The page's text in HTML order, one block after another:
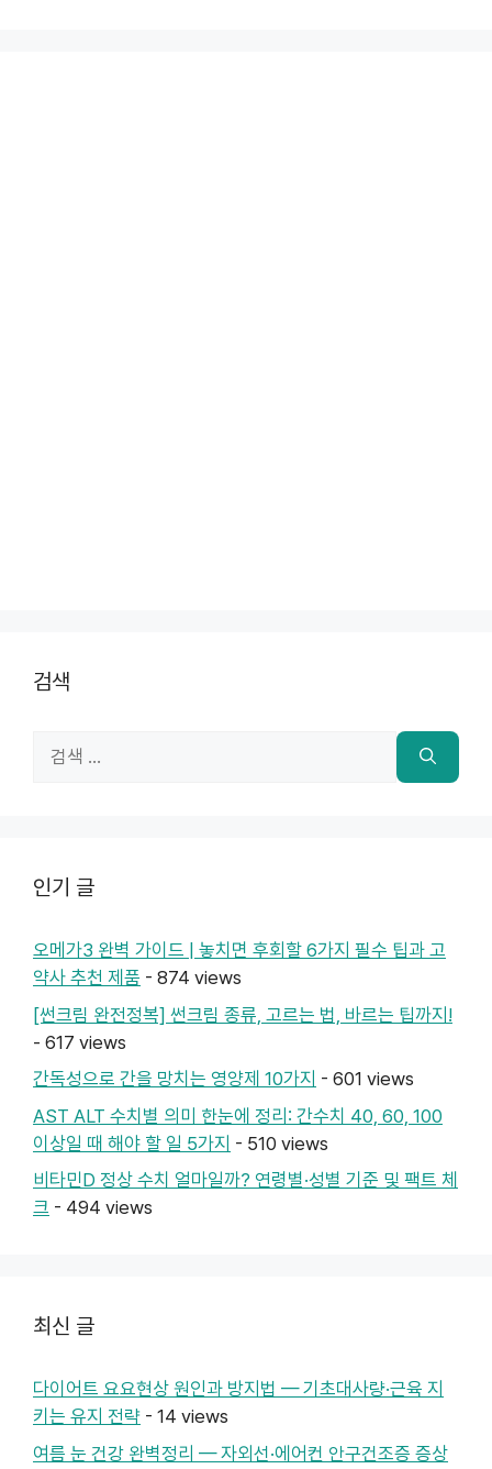
검색
인기 글
오메가3 완벽 가이드 | 놓치면 후회할 6가지 필수 팁과 고
약사 추천 제품 - 874 views
[썬크림 완전정복] 썬크림 종류, 고르는 법, 바르는 팁까지!
- 617 views
간독성으로 간을 망치는 영양제 10가지 - 601 views
AST ALT 수치별 의미 한눈에 정리: 간수치 40, 60, 100
이상일 때 해야 할 일 5가지 - 510 views
비타민D 정상 수치 얼마일까? 연령별·성별 기준 및 팩트 체
크 - 494 views
최신 글
다이어트 요요현상 원인과 방지법 — 기초대사량·근육 지
키는 유지 전략 - 14 views
여름 눈 건강 완벽정리 — 자외선·에어컨 안구건조증 증상